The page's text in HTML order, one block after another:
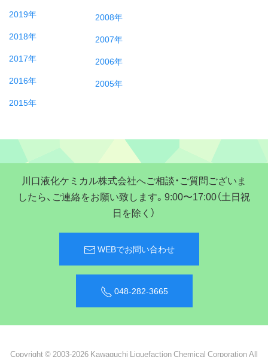
2019年
2018年
2017年
2016年
2015年
2008年
2007年
2006年
2005年
川口液化ケミカル株式会社へご相談・ご質問ございま
したら、ご連絡をお願い致します。9:00〜17:00（土日祝
日を除く）
WEBでお問い合わせ
048-282-3665
Copyright © 2003-2026 Kawaguchi Liquefaction Chemical Corporation All